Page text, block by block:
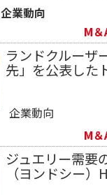
企業動向
M
ランドクルーザ
先」を公表した
企業動向
M
ジュエリー需
（ヨンドシー